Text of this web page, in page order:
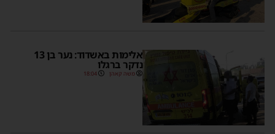
אלימות באשדוד: נער בן 13
נדקר ברגלו
משה קאהן 18:04